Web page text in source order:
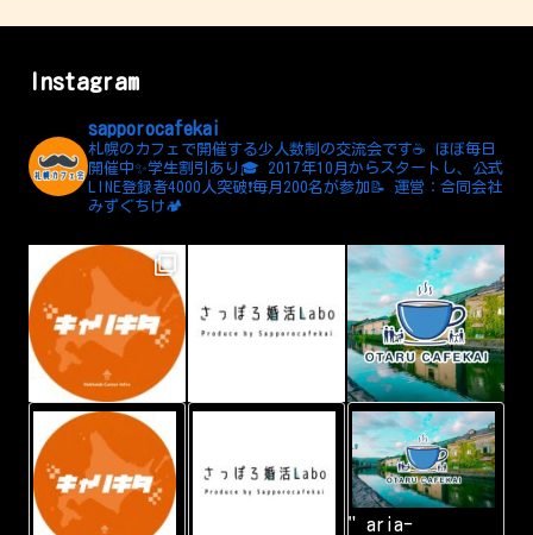
Instagram
sapporocafekai
札幌のカフェで開催する少人数制の交流会です☕️ ほぼ毎日
開催中✨学生割引あり🎓 2017年10月からスタートし、公式
LINE登録者4000人突破❗️毎月200名が参加📝 運営：合同会社
みずぐちけ🏕️
A
d
d
L
I
N
E
" aria-